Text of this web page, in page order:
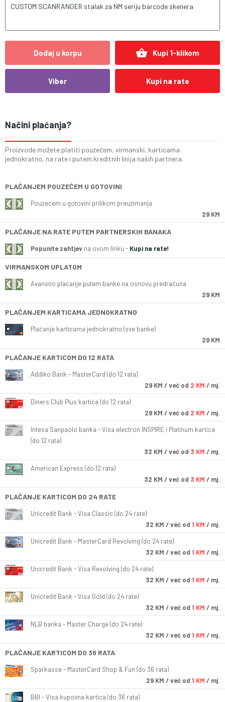
CUSTOM SCANRANGER stalak za NM seriju barcode skenera
Dodaj u korpu shopping_basket Kupi 1-klikom
Viber Kupi na rate
Načini plaćanja?
Proizvode možete platiti pouzećem, virmanski, karticama
jednokratno, na rate i putem kreditnih linija naših partnera.
PLAĆANJEM POUZEĆEM U GOTOVINI
Pouzećem u gotovini prilikom preuzimanja
29 KM
PLAĆANJE NA RATE PUTEM PARTNERSKIH BANAKA
Popunite zahtjev na ovom linku - Kupi na rate!
VIRMANSKOM UPLATOM
Avansno plaćanje putem banke na osnovu predračuna
29 KM
PLAĆANJEM KARTICAMA JEDNOKRATNO
Plaćanje karticama jednokratno (sve banke)
29 KM
PLAĆANJE KARTICOM DO 12 RATA
Addiko Bank - MasterCard (do 12 rata)
29 KM / već od 2 KM / mj.
Diners Club Plus kartica (do 12 rata)
29 KM / već od 2 KM / mj.
Intesa Sanpaolo banka - Visa electron INSPIRE i Platinum kartica
(do 12 rata)
32 KM / već od 3 KM / mj.
American Express (do 12 rata)
32 KM / već od 3 KM / mj.
PLAĆANJE KARTICOM DO 24 RATE
Unicredit Bank - Visa Classic (do 24 rate)
32 KM / već od 1 KM / mj.
Unicredit Bank - MasterCard Revolving (do 24 rate)
32 KM / već od 1 KM / mj.
Unicredit Bank - Visa Revolving (do 24 rate)
32 KM / već od 1 KM / mj.
Unicredit Bank - Visa Gold (do 24 rate)
32 KM / već od 1 KM / mj.
NLB banka - Master Charge (do 24 rate)
32 KM / već od 1 KM / mj.
PLAĆANJE KARTICOM DO 36 RATA
Sparkasse - MasterCard Shop & Fun (do 36 rata)
29 KM / već od 1 KM / mj.
BBI - Visa kupovna kartica (do 36 rata)